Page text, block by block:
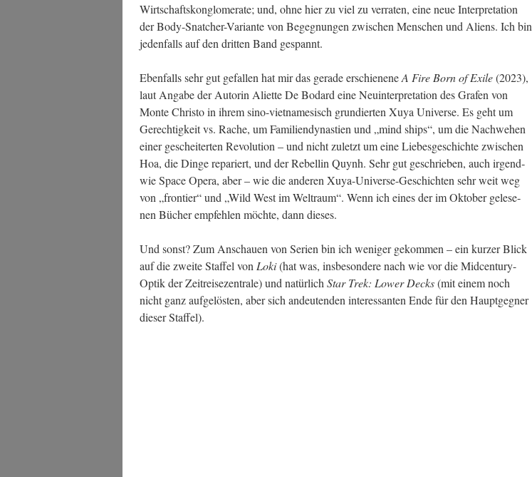
Wirt­schafts­kon­glo­me­ra­te; und, ohne hier zu viel zu ver­ra­ten, eine neue Inter­pre­ta­ti­on
der Body-Snat­cher-Vari­an­te von Begeg­nun­gen zwi­schen Men­schen und Ali­ens. Ich bin
jeden­falls auf den drit­ten Band gespannt.
Eben­falls sehr gut gefal­len hat mir das gera­de erschie­ne­neA Fire Born of Exi­le(2023),
laut Anga­be der Autorin Ali­et­te De Bodard eine Neu­in­ter­pre­ta­ti­on des Gra­fen von
Mon­te Chris­to in ihrem sino-viet­na­me­sisch grun­dier­ten Xuya Uni­ver­se. Es geht um
Gerech­tig­keit vs. Rache, um Fami­li­en­dy­nas­tien und „mind ships“, um die Nach­we­hen
einer geschei­ter­ten Revo­lu­ti­on – und nicht zuletzt um eine Lie­bes­ge­schich­te zwi­schen
Hoa, die Din­ge repa­riert, und der Rebel­lin Quynh. Sehr gut geschrie­ben, auch irgend­
wie Space Ope­ra, aber – wie die ande­ren Xuya-Uni­ver­se-Geschich­ten sehr weit weg
von „fron­tier“ und „Wild West im Welt­raum“. Wenn ich eines der im Okto­ber gele­se­
nen Bücher emp­feh­len möch­te, dann dieses.
Und sonst? Zum Anschau­en von Seri­en bin ich weni­ger gekom­men – ein kur­zer Blick
auf die zwei­te Staf­fel von Loki(hat was, ins­be­son­de­re nach wie vor die Mid­cen­tu­ry-
Optik der Zeit­rei­se­zen­tra­le) und natür­lich Star Trek: Lower Decks(mit einem noch
nicht ganz auf­ge­lös­ten, aber sich andeu­ten­den inter­es­san­ten Ende für den Haupt­geg­ner
die­ser Staffel).